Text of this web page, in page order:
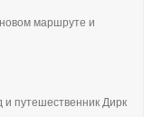
маршруте и
и путешественник Дирк